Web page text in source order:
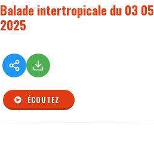
Balade intertropicale du 03 05
2025
ÉCOUTEZ